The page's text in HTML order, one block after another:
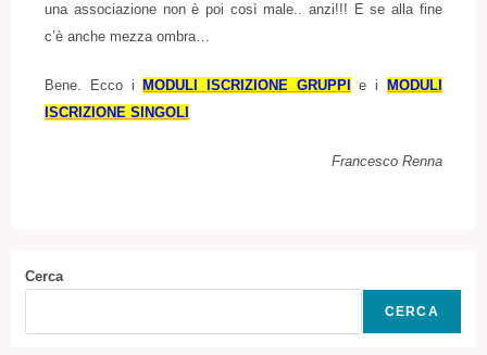
una associazione non è poi così male.. anzi!!! E se alla fine
c’è anche mezza ombra…
Bene. Ecco i MODULI ISCRIZIONE GRUPPI e i
MODULI
ISCRIZIONE SINGOLI
Francesco Renna
Cerca
CERCA